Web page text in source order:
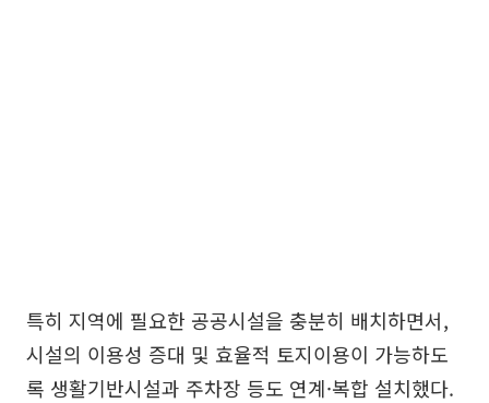
특히 지역에 필요한 공공시설을 충분히 배치하면서,
시설의 이용성 증대 및 효율적 토지이용이 가능하도
록 생활기반시설과 주차장 등도 연계·복합 설치했다.